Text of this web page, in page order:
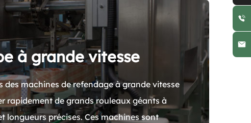
à grande vitesse
des machines de refendage à grande vitesse
rapidement de grands rouleaux géants à
longueurs précises. Ces machines sont